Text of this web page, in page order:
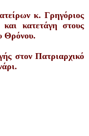
κ. Γρηγόριος
και κατετάγη στους
Θρόνου.
στον Πατριαρχικό